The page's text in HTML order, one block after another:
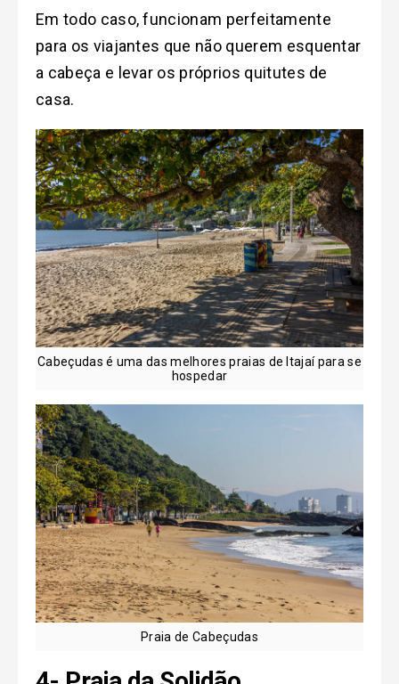
Em todo caso, funcionam perfeitamente
para os viajantes que não querem esquentar
a cabeça e levar os próprios quitutes de
casa.
Cabeçudas é uma das melhores praias de Itajaí para se
hospedar
Praia de Cabeçudas